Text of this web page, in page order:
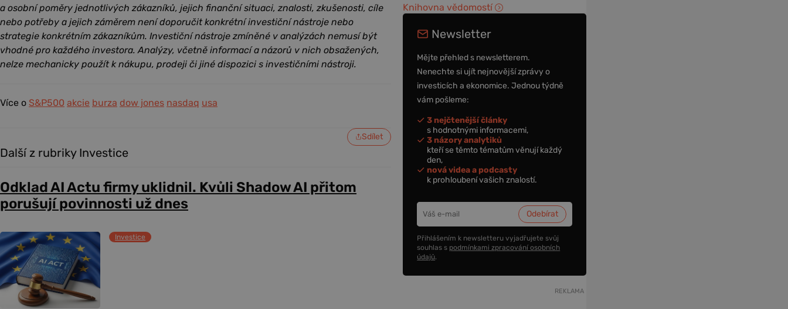
a osobní poměry jednotlivých zákazníků, jejich finanční situaci, znalosti, zkušenosti, cíle
nebo potřeby a jejich záměrem není doporučit konkrétní investiční nástroje nebo
strategie konkrétním zákazníkům. Investiční nástroje zmíněné v analýzách nemusí být
vhodné pro každého investora. Analýzy, včetně informací a názorů v nich obsažených,
nelze mechanicky použít k nákupu, prodeji či jiné dispozici s investičními nástroji.
Více o S&P500 akcie burza dow jones nasdaq usa
Sdílet
Další z rubriky Investice
Odklad AI Actu firmy uklidnil. Kvůli Shadow AI přitom
porušují povinnosti už dnes
Investice
Knihovna vědomostí
Newsletter
Mějte přehled s newsletterem.
Nenechte si ujít nejnovější zprávy o
investicích a ekonomice. Jednou týdně
vám pošleme:
3 nejčtenější články
s hodnotnými informacemi,
3 názory analytiků
kteří se těmto tématům věnují každý
den,
nová videa a podcasty
k prohloubení vašich znalostí.
Přihlášením k newsletteru vyjadřujete svůj
souhlas s podmínkami zpracování osobních
údajů.
REKLAMA